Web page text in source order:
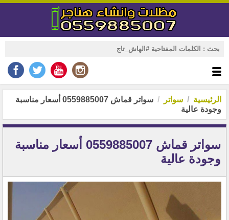
الرئيسية سواتر
سواتر قماش 0559885007 أسعار مناسبة
وجودة عالية
سواتر قماش 0559885007 أسعار مناسبة
وجودة عالية